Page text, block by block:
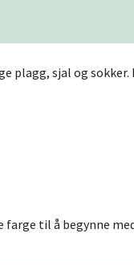
sjal og
farge til å begynne